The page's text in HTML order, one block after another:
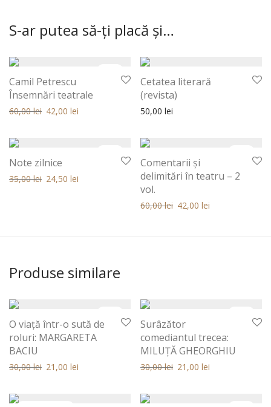
S-ar putea să-ți placă și…
Camil Petrescu
Însemnări teatrale
Prețul inițial a fost: 60,00 lei.
60,00lei Prețul curent este: 60,00 lei.
42,00 lei
Cetatea literară
(revista)
50,00 lei
Note zilnice
Prețul inițial a fost: 35,00 lei.
35,00lei Prețul curent este: 35,00 lei.
24,50 lei
Comentarii şi
delimitări în teatru – 2
vol.
Prețul inițial a fost: 60,00 lei.
60,00lei Prețul curent este:
42,00 lei
Produse similare
O viaţă într-o sută de
roluri: MARGARETA
BACIU
Prețul inițial a fost: 30,00 lei.
30,00lei Prețul curent este: 30,00 lei.
21,00 lei
Surâzător
comediantul trecea:
MILUŢĂ GHEORGHIU
Prețul inițial a fost: 30,00 lei.
30,00lei Prețul curent este:
21,00 lei